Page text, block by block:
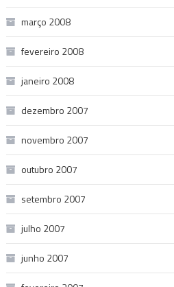
março 2008
fevereiro 2008
janeiro 2008
dezembro 2007
novembro 2007
outubro 2007
setembro 2007
julho 2007
junho 2007